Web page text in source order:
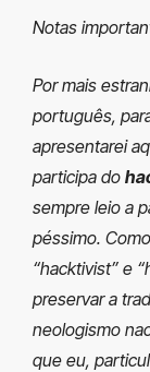
Notas
Por mais
português,
apresentarei
participa do
sempre leio a
péssimo.
“hacktivist” e
preservar a
neologismo
que eu,